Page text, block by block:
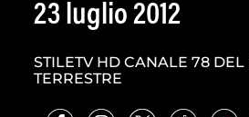
23 luglio 2012
STILETV HD CANALE 78 DEL
TERRESTRE